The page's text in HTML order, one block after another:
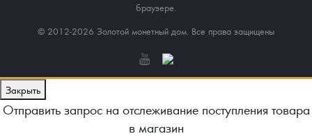
браузере.
© 2012-2026 Золотой монетный дом. Все права защищены
Закрыть
Отправить запрос на отслеживание поступления товара
в магазин